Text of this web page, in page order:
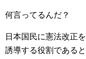
何言ってるんだ？
日本国民に憲法改正を
誘導する役割であると